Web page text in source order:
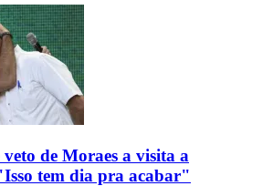
de Moraes a visita a
tem dia pra acabar"